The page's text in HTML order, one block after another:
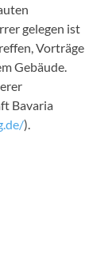
gelegen ist
Vorträge
Gebäude.
Bavaria
).